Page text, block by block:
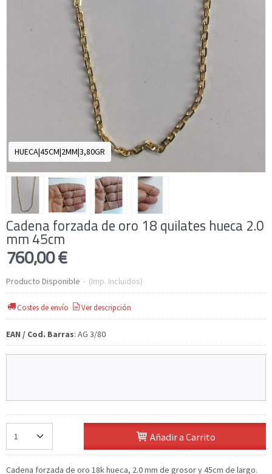
HUECA|45CM|2MM|3,80GR
Cadena forzada de oro 18 quilates hueca 2.0
mm 45cm
760,00 €
Producto Disponible - (Imp. Incluidos)
Costes de envío Ver descripción
EAN / Cod. Barras: AG 3/80
Añadir a Carrito
Cadena forzada de oro 18k hueca, 2.0 mm de grosor y 45cm de largo.